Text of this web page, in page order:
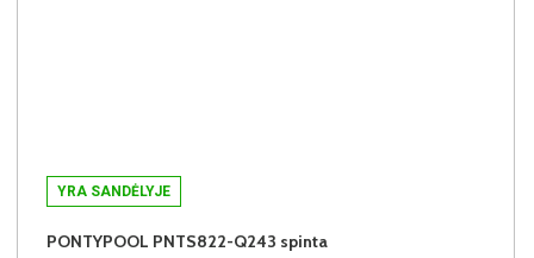
YRA SANDĖLYJE
PONTYPOOL PNTS822-Q243 spinta